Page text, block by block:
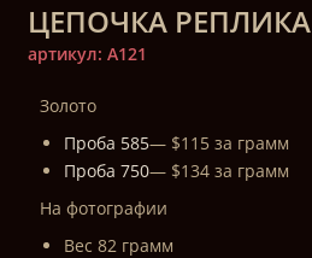
ЦЕПОЧКА РЕПЛИКА
артикул: A121
Золото
Проба 585— $115 за грамм
Проба 750— $134 за грамм
На фотографии
Вес 82 грамм